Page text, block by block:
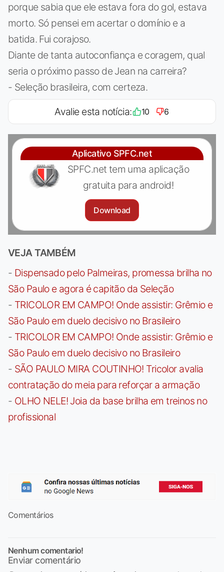
porque sabia que ele estava fora do gol, estava
morto. Só pensei em acertar o domínio e a
batida. Fui corajoso.
Diante de tanta autoconfiança e coragem, qual
seria o próximo passo de Jean na carreira?
- Seleção brasileira, com certeza.
Avalie esta notícia: 10 6
Aplicativo SPFC.net
SPFC.net tem uma aplicação
gratuita para android!
Download
VEJA TAMBÉM
- Dispensado pelo Palmeiras, promessa brilha no
São Paulo e agora é capitão da Seleção
- TRICOLOR EM CAMPO! Onde assistir: Grêmio e
São Paulo em duelo decisivo no Brasileiro
- TRICOLOR EM CAMPO! Onde assistir: Grêmio e
São Paulo em duelo decisivo no Brasileiro
- SÃO PAULO MIRA COUTINHO! Tricolor avalia
contratação do meia para reforçar a armação
- OLHO NELE! Joia da base brilha em treinos no
profissional
Comentários
Nenhum comentario!
Enviar comentário